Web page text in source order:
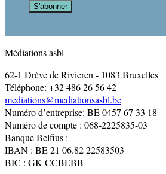
Médiations asbl
62-1 Drève de Rivieren - 1083 Bruxelles
Téléphone: +32 486 26 56 42
mediations@mediationsasbl.be
Numéro d’entreprise: BE 0457 67 33 18
Numéro de compte : 068-2225835-03
Banque Belfius :
IBAN : BE 21 06.82 22583503
BIC : GK CCBEBB